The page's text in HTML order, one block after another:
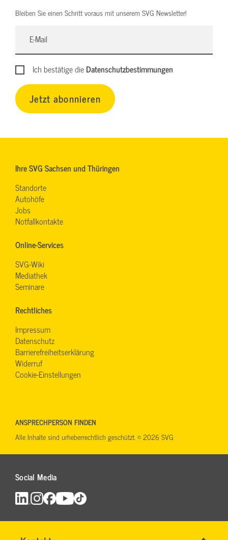
Bleiben Sie einen Schritt voraus mit unserem SVG Newsletter!
Ich bestätige dieDatenschutzbestimmungen
Jetzt abonnieren
Ihre SVG Sachsen und Thüringen
Standorte
Autohöfe
Jobs
Notfallkontakte
Online-Services
SVG-Wiki
Mediathek
Seminare
Rechtliches
Impressum
Datenschutz
Barrierefreiheitserklärung
Widerruf
Cookie-Einstellungen
Social Media
ANSPRECHPERSON FINDEN
Alle Inhalte sind urheberrechtlich geschützt. © 2026 SVG